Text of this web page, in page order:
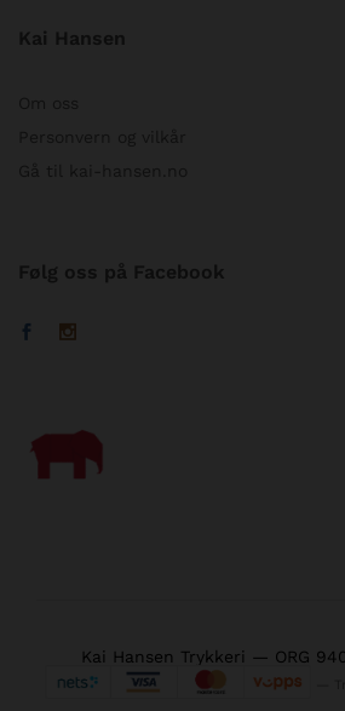
Kai Hansen
Følg oss på Facebook
Kai Hansen Trykkeri — ORG